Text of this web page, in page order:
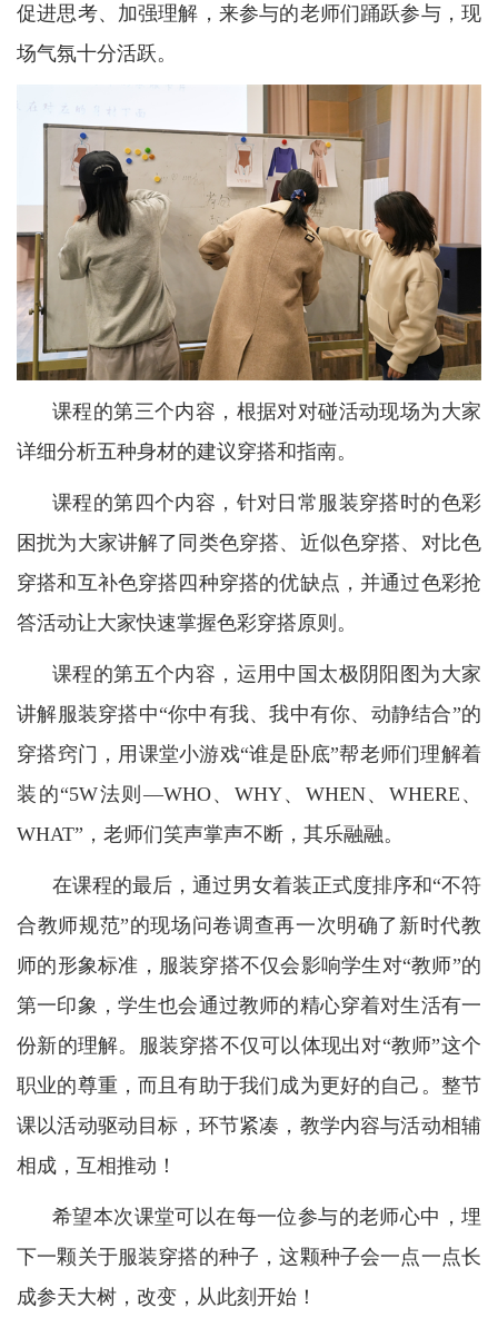
促进思考、加强理解，来参与的老师们踊跃参与，现
场气氛十分活跃。
课程的第三个内容，根据对对碰活动现场为大家
详细分析五种身材的建议穿搭和指南。
课程的第四个内容，针对日常服装穿搭时的色彩
困扰为大家讲解了同类色穿搭、近似色穿搭、对比色
穿搭和互补色穿搭四种穿搭的优缺点，并通过色彩抢
答活动让大家快速掌握色彩穿搭原则。
课程的第五个内容，运用中国太极阴阳图为大家
讲解服装穿搭中“你中有我、我中有你、动静结合”的
穿搭窍门，用课堂小游戏“谁是卧底”帮老师们理解着
装的“5W法则—WHO、WHY、WHEN、WHERE、
WHAT”，老师们笑声掌声不断，其乐融融。
在课程的最后，通过男女着装正式度排序和“不符
合教师规范”的现场问卷调查再一次明确了新时代教
师的形象标准，服装穿搭不仅会影响学生对“教师”的
第一印象，学生也会通过教师的精心穿着对生活有一
份新的理解。服装穿搭不仅可以体现出对“教师”这个
职业的尊重，而且有助于我们成为更好的自己。整节
课以活动驱动目标，环节紧凑，教学内容与活动相辅
相成，互相推动！
希望本次课堂可以在每一位参与的老师心中，埋
下一颗关于服装穿搭的种子，这颗种子会一点一点长
成参天大树，改变，从此刻开始！